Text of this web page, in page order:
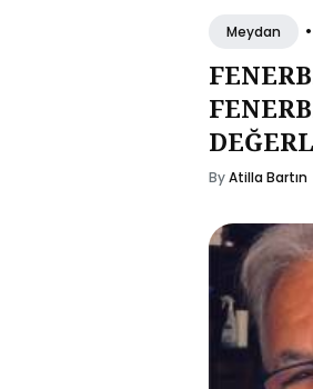
Meydan •
ByAtilla Bartın